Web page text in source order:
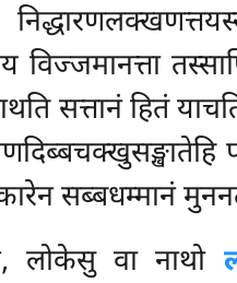
विज्जमानत्ता
सत्तानं हितं
सब्बधम्मानं
लोकेसु वा नाथो